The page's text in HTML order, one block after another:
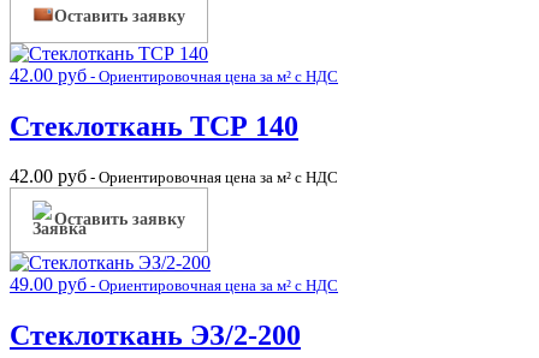
Оставить заявку
42.00 руб - Ориентировочная цена за м² с НДС
Стеклоткань ТСР 140
42.00 руб - Ориентировочная цена за м² с НДС
Оставить заявку
49.00 руб - Ориентировочная цена за м² с НДС
Стеклоткань ЭЗ/2-200